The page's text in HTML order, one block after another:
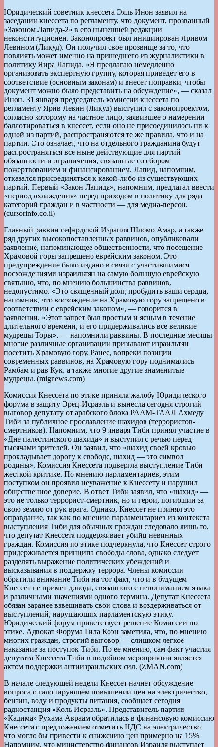
Юридический советник кнессета Эяль Инон заявил на
заседании кнессета по регламенту, что документ, прозванный
«Законом Лапида-2» в его нынешней редакции
неконституционен. Законопроект был инициирован Яривом
Левином (Ликуд). Он получил свое прозвище за то, что
повлиять может именно на пришедшего из журналистики в
политику Яира Лапида. «Я предлагаю немедленно
организовать экспертную группу, которая приведет его в
соответствие (основным законам) и внесет поправки, чтобы
документ можно было представить на обсуждение», — сказал
Инон. 31 января председатель комиссии кнессета по
регламенту Ярив Левин (Ликуд) выступил с законопроектом,
согласно которому на частное лицо, заявившее о намерении
баллотироваться в кнессет, если оно не присоединилось ни к
одной из партий, распространяются те же правила, что и на
партии. Это означает, что на отдельного гражданина будут
распространяться все ныне действующие для партий
обязанности и ограничения, связанные со сбором
пожертвованием и финансированием. Лапид, напомним,
отказался присоединяться к какой-либо из существующих
партий. Первый «Закон Лапида», напомним, предлагал ввести
«период охлаждения» перед приходом в политику для ряда
категорий граждан и в частности — для медиа-персон.
(cursorinfo.co.il)
Главный раввин сефардской Израиля Шломо Амар, а также
ряд других высокопоставленных раввинов, опубликовали
заявление, напоминающее общественности, что посещение
Храмовой горы запрещено еврейским законом. Это
предупреждение было издано в связи с участившимися
восхождениями израильтян на самую большую еврейскую
святыню, что, по мнению большинства раввинов,
недопустимо. «Это священный долг, пробудить ваши сердца,
напомнив, что восхождение на Храмовую гору запрещено в
соответствии с еврейским законом», — говорится в
заявлении. «Этот запрет был простым и ясным в течение
длительного времени, и его придерживались все великие
мудрецы Торы», — напомнили раввины. В последние месяцы
многие различные организации призывают израильтян
посетить Храмовую гору. Ранее, вопреки позиции
современных раввинов, на Храмовую гору поднимались
Рамбам и рав Кук, а также многие другие знаменитые
мудрецы. (mignews.com)
Комиссия Кнессета по этике приняла жалобу Юридического
форума в защиту Эрец-Исраэль и вынесла сегодня строгий
выговор депутату от арабского блока РААМ-ТААЛ Ахмеду
Тиби за публичное прославление шахидов (террористов-
смертников). Напомним, что 9 января Тиби принял участие в
«Дне палестинского шахида» и выступил с речью перед
тысячами зрителей. Он заявил, что «шахид своей кровью
прокладывает дорогу к свободе, шахид — это символ
родины». Комиссия Кнессета подвергла выступление Тиби
жесткой критике. По мнению парламентариев, этим
поступком он проявил неуважение к Кнессету и нарушил
общественное доверие. В ответ Тиби заявил, что «шахид» —
это не только террорист-смертник, но и герой, погибший за
свою землю от рук врага. Однако, Кнессет не принял это
оправдание, так как по мнению парламентариев из контекста
выступления Тиби для обычных граждан следовало лишь то,
что депутат Кнессета поддерживает убийц невинных
граждан. Комиссия по этике подчеркнула, что Кнессет строго
придерживается принципа свободы слова, однако следует
разделять выражение политических убеждений и
высказывания в поддержку террора. Члены комиссии
обратили внимание Тиби на тот факт, что и в будущем
Кнессет не примет довода, связанного с непониманием языка
и различными значениями одного термина. Депутат Кнессета
обязан заранее взвешивать свои слова и воздерживаться от
выступлений, нарушающих парламентскую этику.
Юридический форум приветствует решение Комиссии по
этике. Адвокат Форума Гила Коэн заметила, что, по мнению
многих граждан, строгий выговор — слишком легкое
наказание за поступок Тиби. По ее мнению, сам факт участия
депутата Кнессета Тиби в подобном мероприятии является
актом поддержки антиизраильских сил. (ZMAN.com)
В начале следующей недели Кнессет начнет обсуждение
вопроса о галопирующем повышении цен на электричество,
бензин, воду и продукты питания, сообщает сегодня
радиостанция «Коль Исраэль». Представитель партии
«Кадима» Рухама Авраам обратилась в финансовую комиссию
Кнессета с предложением отметить НДС на электричество,
что могло бы привести к снижению цен примерно на 15%.
Напомним, что министерство финансов Израиля выступает